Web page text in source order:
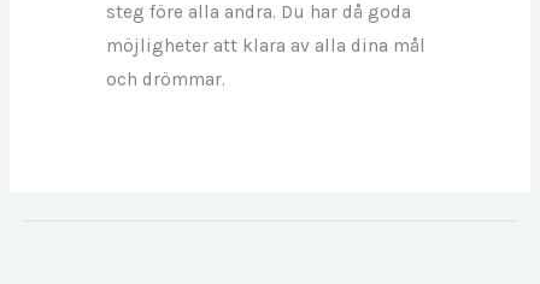
steg före alla andra. Du har då goda
möjligheter att klara av alla dina mål
och drömmar.